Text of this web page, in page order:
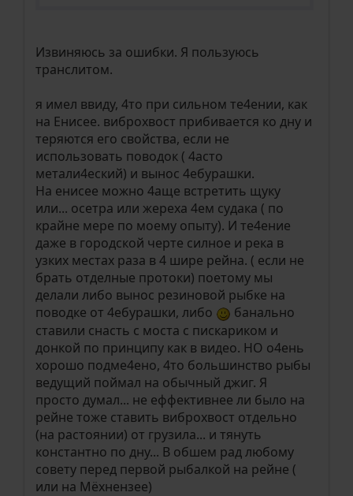
Извиняюсь за ошибки. Я пользуюсь
транслитом.
я имел ввиду, 4то при сильном те4ении, как
на Енисее. виброхвост прибивается ко дну и
теряются его свойства, если не
использовать поводок ( 4асто
метали4еский) и вынос 4ебурашки.
На енисее можно 4аще встретить щуку
или... осетра или жереха 4ем судака ( по
крайне мере по моему опыту). И те4ение
даже в городской черте силное и река в
узких местах раза в 4 шире рейна. ( если не
брать отделные протоки) поетому мы
делали либо вынос резиновой рыбке на
поводке от 4ебурашки, либо
банально
ставили снасть с моста с пискариком и
донкой по принципу как в видео. НО о4ень
хорошо подме4ено, 4то большинство рыбы
ведущий поймал на обычный джиг. Я
просто думал... не еффективнее ли было на
рейне тоже ставить виброхвост отдельно
(на растоянии) от грузила... и тянуть
константно по дну... В обшем рад любому
совету перед первой рыбалкой на рейне (
или на Мёхнензее)